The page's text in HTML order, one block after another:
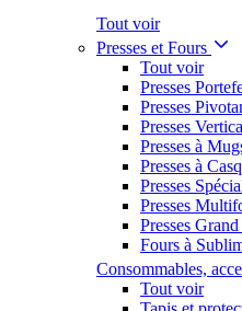
Tout voir
Presses et Fours
Tout voir
Presses
Presses
Presses
Presses à
Presses à
Presses
Presses
Presses
Fours à
Consommables,
Tout voir